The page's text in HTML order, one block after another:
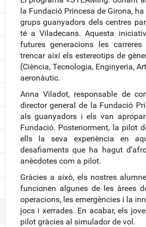
la Fundació Princesa de Girona,
grups guanyadors dels centres
té a Viladecans. Aquesta
futures generacions les
trencar així els estereotips de
(Ciència, Tecnologia, Enginyeria,
aeronàutic.
Anna Viladot, responsable de
director general de la Fundació
als guanyadors i els van
Fundació. Posteriorment, la pilot
ells la seva experiència en
desafiaments que ha hagut
anècdotes com a pilot.
Gràcies a això, els nostres
funcionen algunes de les àrees
operacions, les emergències i la
jocs i xerrades. En acabar, els
pilot gràcies al simulador de vol.